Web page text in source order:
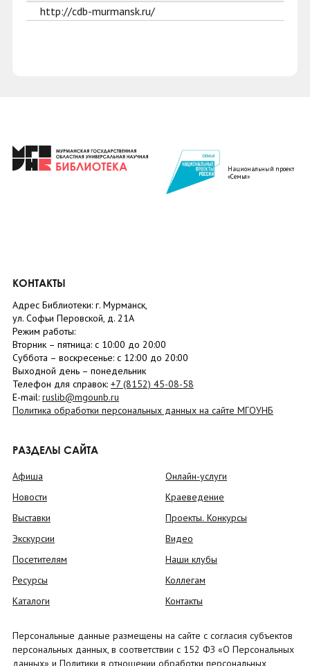
http://cdb-murmansk.ru/
Национальный проект
«Семья»
КОНТАКТЫ
Адрес Библиотеки: г. Мурманск,
ул. Софьи Перовской, д. 21А
Режим работы:
Вторник – пятница: с 10:00 до 20:00
Суббота – воскресенье: c 12:00 до 20:00
Выходной день – понедельник
Телефон для справок: +7 (8152) 45-08-58
E-mail: ruslib@mgounb.ru
Политика обработки персональных данных на сайте МГОУНБ
РАЗДЕЛЫ САЙТА
Афиша
Новости
Выставки
Экскурсии
Посетителям
Ресурсы
Каталоги
Онлайн-услуги
Краеведение
Проекты. Конкурсы
Видео
Наши клубы
Коллегам
Контакты
Персональные данные размещены на сайте с согласия субъектов
персональных данных, в соответствии с 152 ФЗ «О Персональных
данных» и Политики в отношении обработки персональных